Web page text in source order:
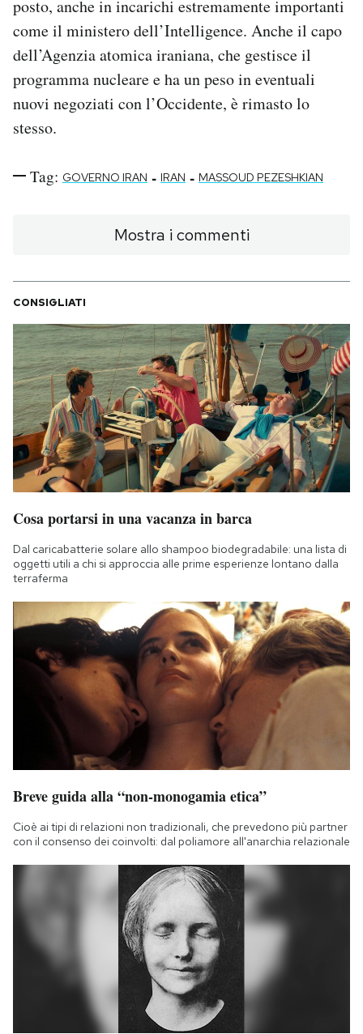
posto, anche in incarichi estremamente importanti
come il ministero dell’Intelligence. Anche il capo
dell’Agenzia atomica iraniana, che gestisce il
programma nucleare e ha un peso in eventuali
nuovi negoziati con l’Occidente, è rimasto lo
stesso.
Tag: GOVERNO IRAN - IRAN - MASSOUD PEZESHKIAN
Mostra i commenti
CONSIGLIATI
Cosa portarsi in una vacanza in barca
Dal caricabatterie solare allo shampoo biodegradabile: una lista di
oggetti utili a chi si approccia alle prime esperienze lontano dalla
terraferma
Breve guida alla “non-monogamia etica”
Cioè ai tipi di relazioni non tradizionali, che prevedono più partner
con il consenso dei coinvolti: dal poliamore all'anarchia relazionale